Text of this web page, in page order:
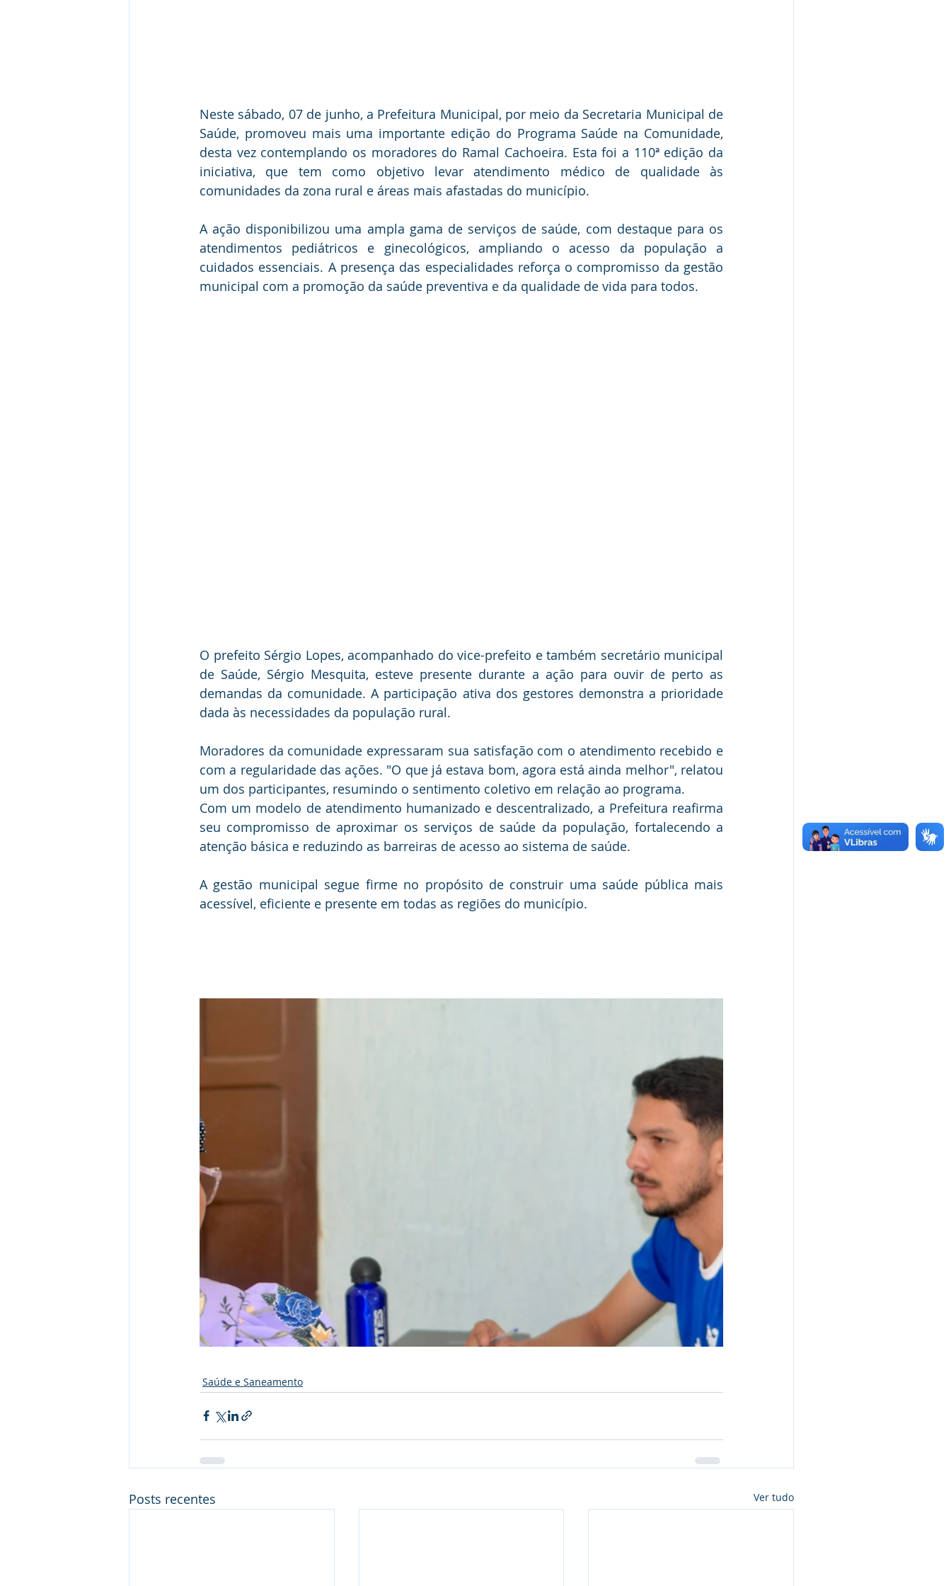
Neste sábado, 07 de junho, a Prefeitura Municipal, por meio da Secretaria Municipal de
Saúde, promoveu mais uma importante edição do Programa Saúde na Comunidade,
desta vez contemplando os moradores do Ramal Cachoeira. Esta foi a 110ª edição da
iniciativa, que tem como objetivo levar atendimento médico de qualidade às
comunidades da zona rural e áreas mais afastadas do município.
A ação disponibilizou uma ampla gama de serviços de saúde, com destaque para os
atendimentos pediátricos e ginecológicos, ampliando o acesso da população a
cuidados essenciais. A presença das especialidades reforça o compromisso da gestão
municipal com a promoção da saúde preventiva e da qualidade de vida para todos.
O prefeito Sérgio Lopes, acompanhado do vice-prefeito e também secretário municipal
de Saúde, Sérgio Mesquita, esteve presente durante a ação para ouvir de perto as
demandas da comunidade. A participação ativa dos gestores demonstra a prioridade
dada às necessidades da população rural.
Moradores da comunidade expressaram sua satisfação com o atendimento recebido e
com a regularidade das ações. "O que já estava bom, agora está ainda melhor", relatou
um dos participantes, resumindo o sentimento coletivo em relação ao programa.
Com um modelo de atendimento humanizado e descentralizado, a Prefeitura reafirma
seu compromisso de aproximar os serviços de saúde da população, fortalecendo a
atenção básica e reduzindo as barreiras de acesso ao sistema de saúde.
A gestão municipal segue firme no propósito de construir uma saúde pública mais
acessível, eficiente e presente em todas as regiões do município.
Saúde e Saneamento
Posts recentes Ver tudo